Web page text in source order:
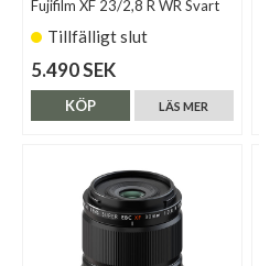
Fujifilm XF 23/2,8 R WR Svart
Tillfälligt slut
5.490 SEK
LÄS MER
KÖP